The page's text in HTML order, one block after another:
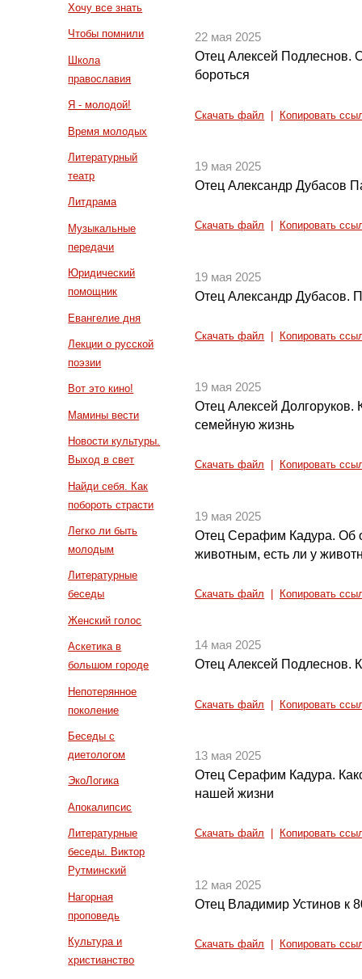
Хочу все знать
Чтобы помнили
Школа
православия
Я - молодой!
Время молодых
Литературный
театр
Литдрама
Музыкальные
передачи
Юридический
помощник
Евангелие дня
Лекции о русской
поэзии
Вот это кино!
Мамины вести
Новости культуры.
Выход в свет
Найди себя. Как
побороть страсти
Легко ли быть
молодым
Литературные
беседы
Женский голос
Аскетика в
большом городе
Непотерянное
поколение
Беседы с
диетологом
ЭкоЛогика
Апокалипсис
Литературные
беседы. Виктор
Рутминский
Нагорная
проповедь
Культура и
христианство
22 мая 2025
Отец Алексей Подлеснов.
бороться
Скачать файл Копировать
19 мая 2025
Отец Александр Дубасов
Скачать файл Копировать
19 мая 2025
Отец Александр Дубасов.
Скачать файл Копировать
19 мая 2025
Отец Алексей Долгоруков.
семейную жизнь
Скачать файл Копировать
19 мая 2025
Отец Серафим Кадура. Об
животным, есть ли у
Скачать файл Копировать
14 мая 2025
Отец Алексей Подлеснов.
Скачать файл Копировать
13 мая 2025
Отец Серафим Кадура.
нашей жизни
Скачать файл Копировать
12 мая 2025
Отец Владимир Устинов к
Скачать файл Копировать